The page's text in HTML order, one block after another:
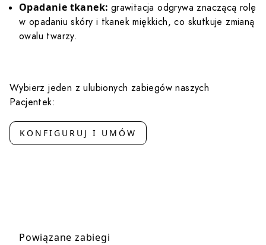
Opadanie tkanek: grawitacja odgrywa znaczącą rolę
w opadaniu skóry i tkanek miękkich, co skutkuje zmianą
owalu twarzy.
Wybierz jeden z ulubionych zabiegów naszych
Pacjentek:
KONFIGURUJ I UMÓW
Powiązane zabiegi